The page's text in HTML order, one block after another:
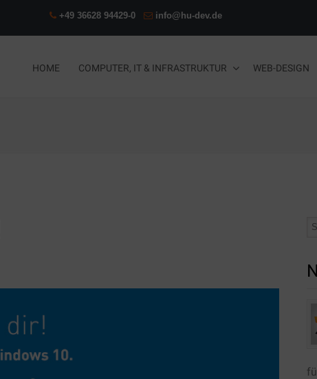
+49 36628 94429-0 info@hu-dev.de
HOME COMPUTER, IT & INFRASTRUKTUR WEB-DESIGN